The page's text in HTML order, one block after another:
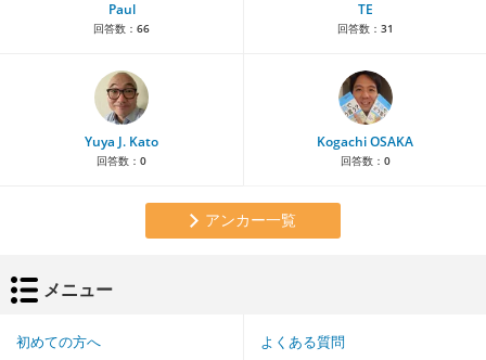
Paul
回答数： 66
TE
回答数： 31
Yuya J. Kato
回答数： 0
Kogachi OSAKA
回答数： 0
アンカー一覧
メニュー
初めての方へ よくある質問